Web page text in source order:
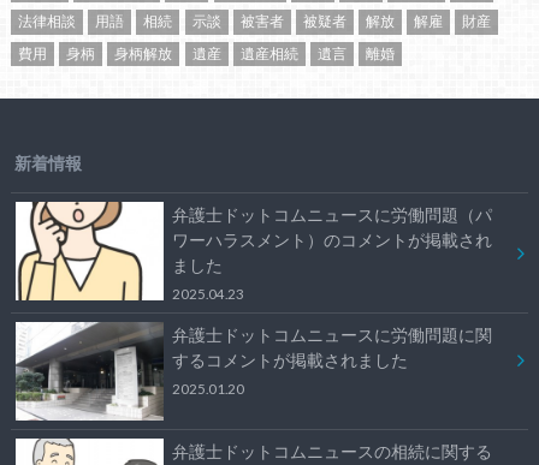
法律相談
用語 相続 示談 被害者 被疑者 解放 解雇
財産
費用
身柄 身柄解放 遺産 遺産相続 遺言 離婚
新着情報
弁護士ドットコムニュースに労働問題（パ
ワーハラスメント）のコメントが掲載され
ました
2025.04.23
弁護士ドットコムニュースに労働問題に関
するコメントが掲載されました
2025.01.20
弁護士ドットコムニュースの相続に関する